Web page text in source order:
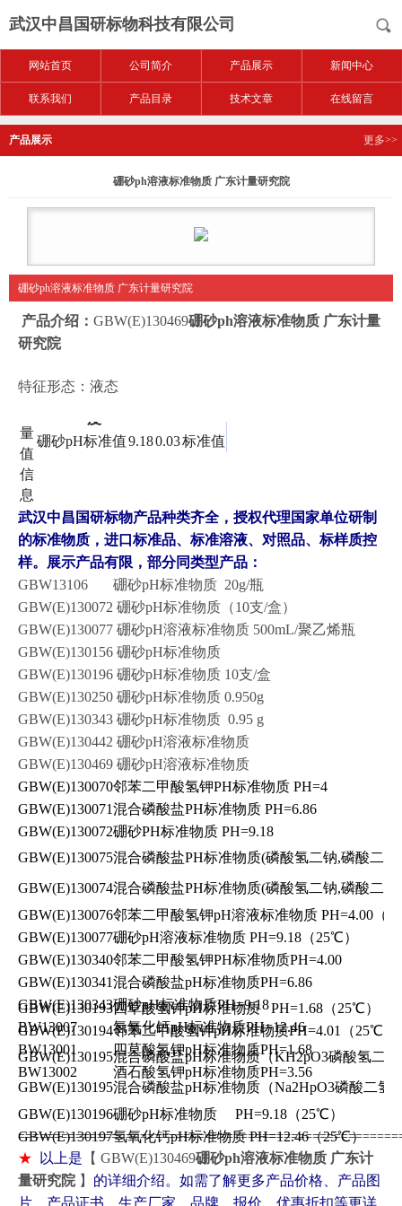
武汉中昌国研标物科技有限公司
网站首页 公司简介 产品展示 新闻中心
联系我们 产品目录 技术文章 在线留言
产品展示 更多>>
硼砂ph溶液标准物质 广东计量研究院
硼砂ph溶液标准物质 广东计量研究院
产品介绍： GBW(E)130469硼砂ph溶液标准物质 广东计量
研究院
特征形态：液态
量
值
信
息
不确定
度
硼砂pH标准值9.180.03标准值
武汉中昌国研标物产品种类齐全，授权代理国家单位研制
的标准物质，进口标准品、标准溶液、对照品、标样质控
样。展示产品有限，部分同类型产品：
GBW13106 硼砂pH标准物质 20g/瓶
GBW(E)130072 硼砂pH标准物质（10支/盒）
GBW(E)130077 硼砂pH溶液标准物质 500mL/聚乙烯瓶
GBW(E)130156 硼砂pH标准物质
GBW(E)130196 硼砂pH标准物质 10支/盒
GBW(E)130250 硼砂pH标准物质 0.950g
GBW(E)130343 硼砂pH标准物质 0.95 g
GBW(E)130442 硼砂pH溶液标准物质
GBW(E)130469 硼砂pH溶液标准物质
GBW(E)130070邻苯二甲酸氢钾PH标准物质 PH=4
GBW(E)130071混合磷酸盐PH标准物质 PH=6.86
GBW(E)130072硼砂PH标准物质 PH=9.18
GBW(E)130075混合磷酸盐PH标准物质(磷酸氢二钠,磷酸二
GBW(E)130074混合磷酸盐PH标准物质(磷酸氢二钠,磷酸二
GBW(E)130076邻苯二甲酸氢钾pH溶液标准物质 PH=4.00（
GBW(E)130077硼砂pH溶液标准物质 PH=9.18（25℃）
GBW(E)130340邻苯二甲酸氢钾PH标准物质PH=4.00
GBW(E)130341混合磷酸盐pH标准物质PH=6.86
GBW(E)130343硼砂pH标准物质PH=9.18
BW13007
氢氧化钙pH标准物质PH=12.46
BW13001
四草酸氢钾pH标准物质PH=1.68
BW13002
酒石酸氢钾pH标准物质PH=3.56
GBW(E)130193四草酸氢钾pH标准物质 PH=1.68（25℃）
GBW(E)130194邻苯二甲酸氢钾pH标准物质PH=4.01（25℃）
GBW(E)130195混合磷酸盐pH标准物质（KH2pO3磷酸氢二
GBW(E)130195混合磷酸盐pH标准物质（Na2HpO3磷酸二氢
GBW(E)130196硼砂pH标准物质 PH=9.18（25℃）
GBW(E)130197氢氧化钙pH标准物质 PH=12.46（25℃）
★ 以上是 【 GBW(E)130469硼砂ph溶液标准物质 广东计
量研究院】 的详细介绍。如需了解更多产品价格、产品图
片、产品证书、生产厂家、品牌、报价、优惠折扣等更详